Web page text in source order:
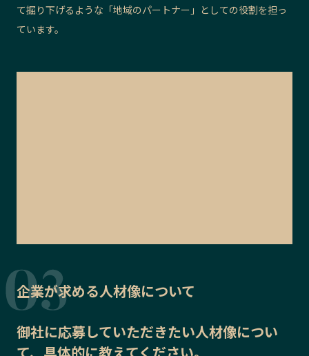
て掘り下げるような「地域のパートナー」としての役割を担っ
ています。
企業が求める人材像について
御社に応募していただきたい人材像につい
て、具体的に教えてください。